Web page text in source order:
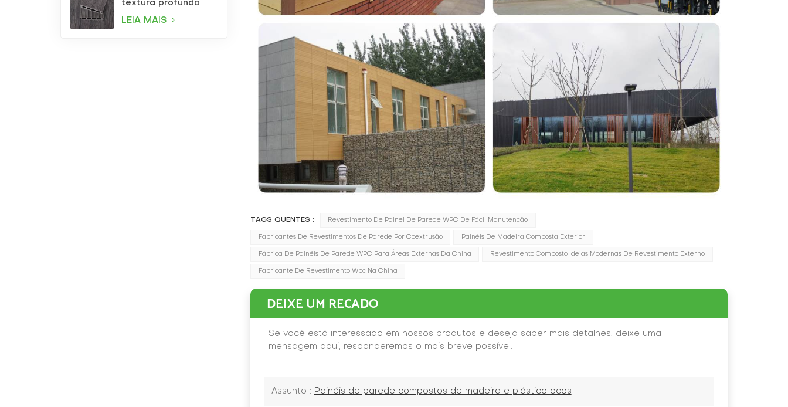
textura profunda
jardim
LEIA MAIS
TAGS QUENTES : Revestimento De Painel De Parede WPC De Fácil Manutenção
Fabricantes De Revestimentos De Parede Por Coextrusão Painéis De Madeira Composta Exterior
Fábrica De Painéis De Parede WPC Para Áreas Externas Da China Revestimento Composto Ideias Modernas De Revestimento Externo
Fabricante De Revestimento Wpc Na China
DEIXE UM RECADO
Se você está interessado em nossos produtos e deseja saber mais detalhes, deixe uma
mensagem aqui, responderemos o mais breve possível.
Assunto : Painéis de parede compostos de madeira e plástico ocos